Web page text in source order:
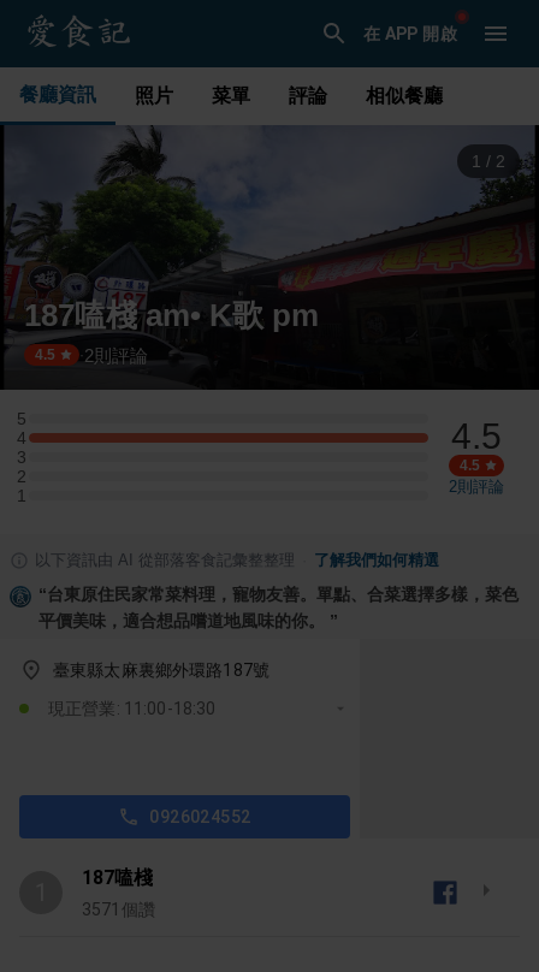
在 APP 開啟
餐廳資訊 照片 菜單 評論 相似餐廳
1 / 2
187嗑棧 am• K歌 pm
4.5 ·2則評論
5
5 星：0 則評論
4
4 星：1 則評論
3
3 星：0 則評論
2
2 星：0 則評論
1
1 星：0 則評論
4.5
4.5
2則評論
以下資訊由 AI 從部落客食記彙整整理 了解我們如何精選
“台東原住民家常菜料理，寵物友善。單點、合菜選擇多樣，菜色
平價美味，適合想品嚐道地風味的你。 ”
臺東縣太麻裏鄉外環路187號
現正營業: 11:00-18:30
0926024552
187嗑棧
3571 個讚